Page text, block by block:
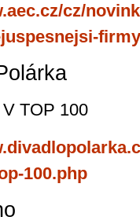
cz/
TOP 100
100.php